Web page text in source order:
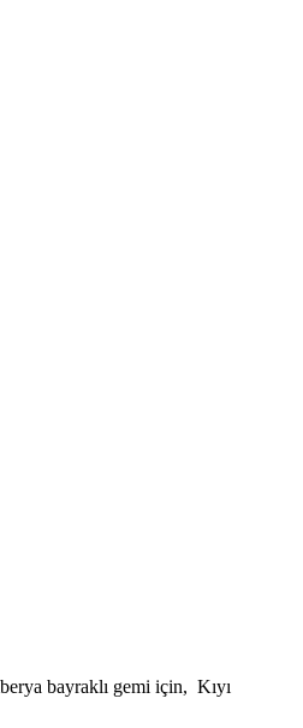
bayraklı gemi için, Kıyı